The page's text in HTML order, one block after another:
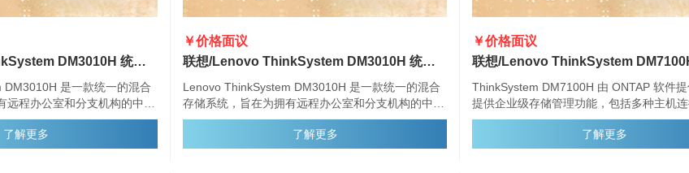
联想/Lenovo ThinkSystem DM3010H 统一混合存储阵列
是一款统一的混合
程办公室和分支机构的中小
性、容量、安全性和高可用
提供企业级存储管理功
选项、灵活的驱动器配置和增
了解更多
￥价格面议
联想/Lenovo ThinkSystem DM3010H 统一混合存储阵列
Lenovo ThinkSystem DM3010H 是一款统一的混合
存储系统，旨在为拥有远程办公室和分支机构的中小
型企业提供性能、简便性、容量、安全性和高可用
性。ThinkSystem DM3010H 提供企业级存储管理功
能，具有多种主机连接选项、灵活的驱动器配置和增
了解更多
￥价格面议
ThinkSystem DM7100H 由 ONTAP 软件
提供企业级存储管理功能，包括多种主机
灵活的驱动器配置和增强的数据管理功能。
了解更多